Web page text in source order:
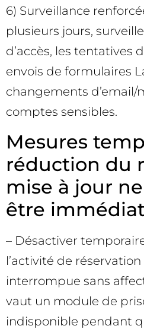
6) Surveillance
plusieurs jours,
d’accès, les tentatives
envois de formulaires
changements d’email/
comptes sensibles.
Mesures
réduction du
mise à jour
être
– Désactiver
l’activité de
interrompue sans
vaut un module de
indisponible pendant